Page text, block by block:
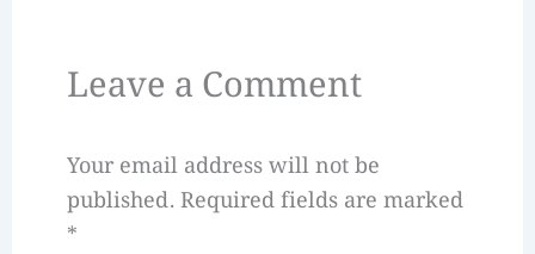
Leave a Comment
Your email address will not be
published. Required fields are marked
*